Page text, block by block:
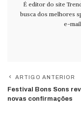
É editor do site
busca dos melhores
e-mail
ARTIGO ANTERIOR
Festival Bons Sons
novas confirmações